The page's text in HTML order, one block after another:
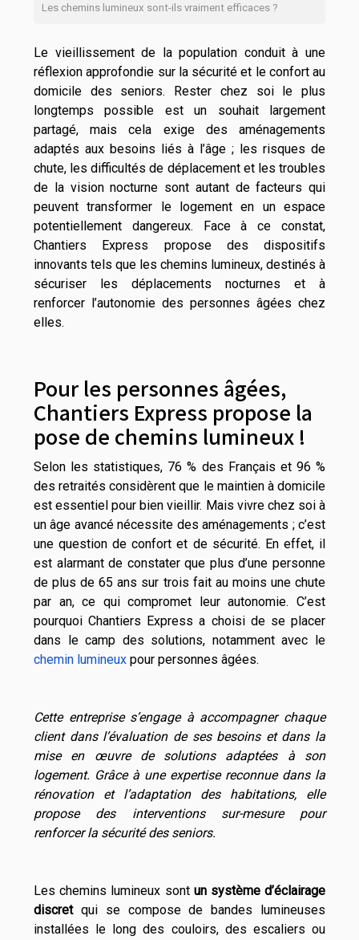
Les chemins lumineux sont-ils vraiment efficaces ?
Le vieillissement de la population conduit à une
réflexion approfondie sur la sécurité et le confort au
domicile des seniors. Rester chez soi le plus
longtemps possible est un souhait largement
partagé, mais cela exige des aménagements
adaptés aux besoins liés à l’âge ; les risques de
chute, les difficultés de déplacement et les troubles
de la vision nocturne sont autant de facteurs qui
peuvent transformer le logement en un espace
potentiellement dangereux. Face à ce constat,
Chantiers Express propose des dispositifs
innovants tels que les chemins lumineux, destinés à
sécuriser les déplacements nocturnes et à
renforcer l’autonomie des personnes âgées chez
elles.
Pour les personnes âgées,
Chantiers Express propose la
pose de chemins lumineux !
Selon les statistiques, 76 % des Français et 96 %
des retraités considèrent que le maintien à domicile
est essentiel pour bien vieillir. Mais vivre chez soi à
un âge avancé nécessite des aménagements ; c’est
une question de confort et de sécurité. En effet, il
est alarmant de constater que plus d’une personne
de plus de 65 ans sur trois fait au moins une chute
par an, ce qui compromet leur autonomie. C’est
pourquoi Chantiers Express a choisi de se placer
dans le camp des solutions, notamment avec le
chemin lumineux pour personnes âgées.
Cette entreprise s’engage à accompagner chaque
client dans l’évaluation de ses besoins et dans la
mise en œuvre de solutions adaptées à son
logement. Grâce à une expertise reconnue dans la
rénovation et l’adaptation des habitations, elle
propose des interventions sur-mesure pour
renforcer la sécurité des seniors.
Les chemins lumineux sont un système d’éclairage
discret qui se compose de bandes lumineuses
installées le long des couloirs, des escaliers ou